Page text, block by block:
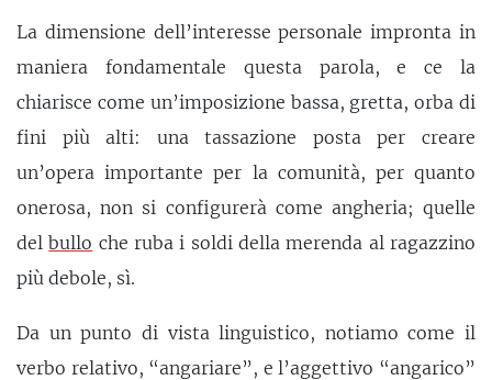
La dimensione dell’interesse personale impronta in
maniera fondamentale questa parola, e ce la
chiarisce come un’imposizione bassa, gretta, orba di
fini più alti: una tassazione posta per creare
un’opera importante per la comunità, per quanto
onerosa, non si configurerà come angheria; quelle
delbullo che ruba i soldi della merenda al ragazzino
più debole, sì.
Da un punto di vista linguistico, notiamo come il
verbo relativo, “angariare”, e l’aggettivo “angarico”